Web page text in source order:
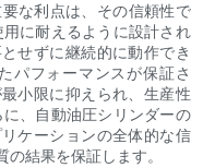
な利点は、その信頼性で
に耐えるように設計され
せずに継続的に動作でき
パフォーマンスが保証さ
小限に抑えられ、生産性
、自動油圧シリンダーの
ケーションの全体的な信
結果を保証します。